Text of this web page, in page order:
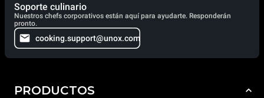
Soporte culinario
Nuestros chefs corporativos están aquí para ayudarte. Responderán
pronto.
cooking.support@unox.com
PRODUCTOS